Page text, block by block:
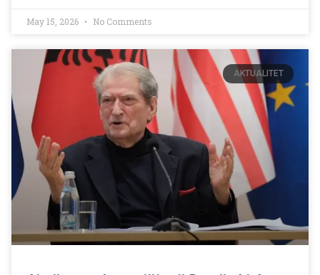
May 15, 2026 No Comments
AKTUALITET